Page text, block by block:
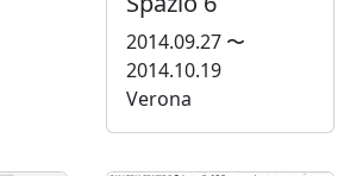
2014.09.27 〜
2014.10.19
Verona